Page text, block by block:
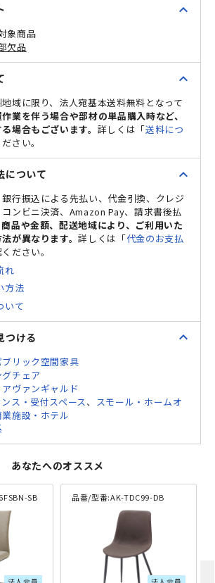
expand_less
象商品
欠品
expand_less
域に限り、法人宛基本送料無料となって
業を伴う場合や部材の単品購入時など、
場合もございます。 詳しくは「送料につ
さい。
について expand_less
行振込による先払い、代金引換、クレジ
ンビニ決済、Amazon Pay、請求書後払
商品や金額、配送地域により、ご利用いた
が異なります。詳しくは「代金のお支払
ださい。
れ
方法
いて
つける expand_less
リック空間家具
チェア
ヴァンギャルド
ス・受付スペース 、
スモール・ホームオ
施設・ホテル
あなたへのオススメ
SB 品番/型番:AK-TDC99-DB